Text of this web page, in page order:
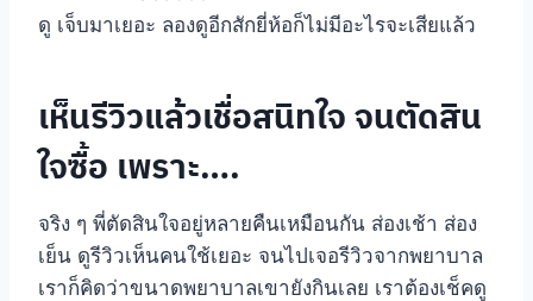
ดู เจ็บมาเยอะ ลองดูอีกสักยี่ห้อก็ไม่มีอะไรจะเสียแล้ว
เห็นรีวิวแล้วเชื่อสนิทใจ จนตัดสิน
ใจซื้อ เพราะ….
จริง ๆ พี่ตัดสินใจอยู่หลายคืนเหมือนกัน ส่องเช้า ส่อง
เย็น ดูรีวิวเห็นคนใช้เยอะ จนไปเจอรีวิวจากพยาบาล
เราก็คิดว่าขนาดพยาบาลเขายังกินเลย เราต้องเช็คดู